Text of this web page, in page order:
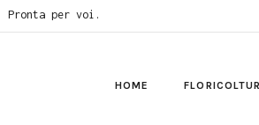
Pronta per voi.
HOME